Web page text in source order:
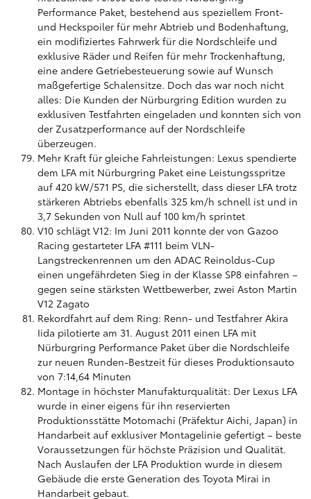
Performance Paket, bestehend aus speziellem Front-
und Heckspoiler für mehr Abtrieb und Bodenhaftung,
ein modifiziertes Fahrwerk für die Nordschleife und
exklusive Räder und Reifen für mehr Trockenhaftung,
eine andere Getriebesteuerung sowie auf Wunsch
maßgefertige Schalensitze. Doch das war noch nicht
alles: Die Kunden der Nürburgring Edition wurden zu
exklusiven Testfahrten eingeladen und konnten sich von
der Zusatzperformance auf der Nordschleife
überzeugen.
Mehr Kraft für gleiche Fahrleistungen: Lexus spendierte
dem LFA mit Nürburgring Paket eine Leistungsspritze
auf 420 kW/571 PS, die sicherstellt, dass dieser LFA trotz
stärkeren Abtriebs ebenfalls 325 km/h schnell ist und in
3,7 Sekunden von Null auf 100 km/h sprintet
V10 schlägt V12: Im Juni 2011 konnte der von Gazoo
Racing gestarteter LFA #111 beim VLN-
Langstreckenrennen um den ADAC Reinoldus-Cup
einen ungefährdeten Sieg in der Klasse SP8 einfahren –
gegen seine stärksten Wettbewerber, zwei Aston Martin
V12 Zagato
Rekordfahrt auf dem Ring: Renn- und Testfahrer Akira
Iida pilotierte am 31. August 2011 einen LFA mit
Nürburgring Performance Paket über die Nordschleife
zur neuen Runden-Bestzeit für dieses Produktionsauto
von 7:14,64 Minuten
Montage in höchster Manufakturqualität: Der Lexus LFA
wurde in einer eigens für ihn reservierten
Produktionsstätte Motomachi (Präfektur Aichi, Japan) in
Handarbeit auf exklusiver Montagelinie gefertigt – beste
Voraussetzungen für höchste Präzision und Qualität.
Nach Auslaufen der LFA Produktion wurde in diesem
Gebäude die erste Generation des Toyota Mirai in
Handarbeit gebaut.